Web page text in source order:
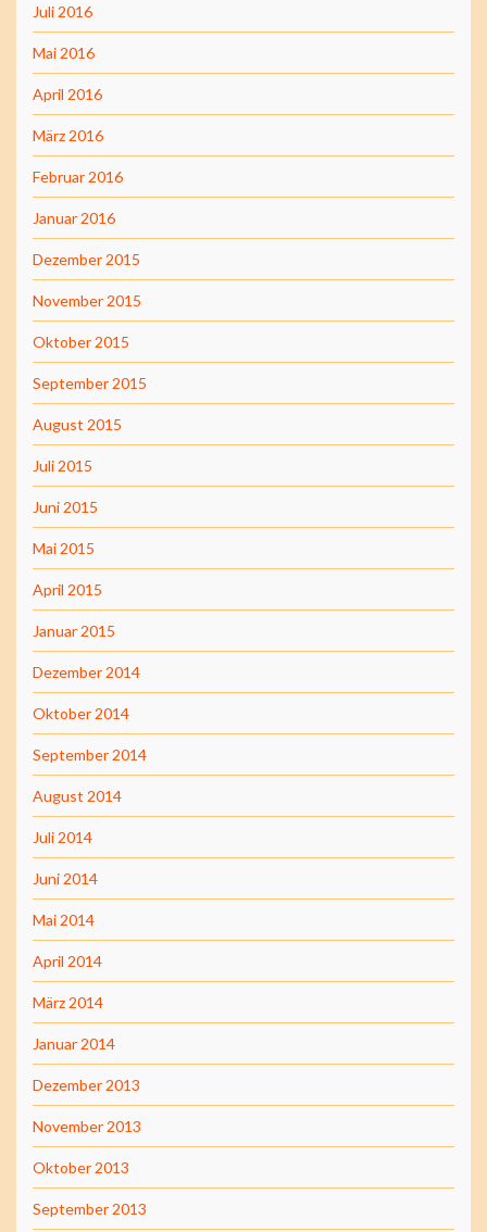
Juli 2016
Mai 2016
April 2016
März 2016
Februar 2016
Januar 2016
Dezember 2015
November 2015
Oktober 2015
September 2015
August 2015
Juli 2015
Juni 2015
Mai 2015
April 2015
Januar 2015
Dezember 2014
Oktober 2014
September 2014
August 2014
Juli 2014
Juni 2014
Mai 2014
April 2014
März 2014
Januar 2014
Dezember 2013
November 2013
Oktober 2013
September 2013